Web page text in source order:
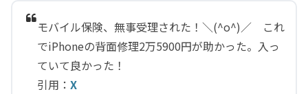
モバイル保険、無事受理された！＼(^o^)／ これ
でiPhoneの背面修理2万5900円が助かった。入っ
ていて良かった！
引用： X